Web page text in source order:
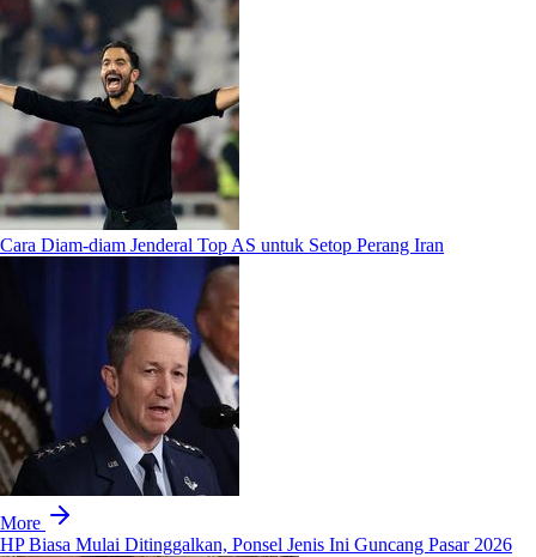
Cara Diam-diam Jenderal Top AS untuk Setop Perang Iran
More
HP Biasa Mulai Ditinggalkan, Ponsel Jenis Ini Guncang Pasar 2026